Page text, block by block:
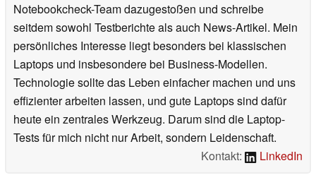
Notebookcheck-Team dazugestoßen und schreibe
seitdem sowohl Testberichte als auch News-Artikel. Mein
persönliches Interesse liegt besonders bei klassischen
Laptops und insbesondere bei Business-Modellen.
Technologie sollte das Leben einfacher machen und uns
effizienter arbeiten lassen, und gute Laptops sind dafür
heute ein zentrales Werkzeug. Darum sind die Laptop-
Tests für mich nicht nur Arbeit, sondern Leidenschaft.
Kontakt:
LinkedIn